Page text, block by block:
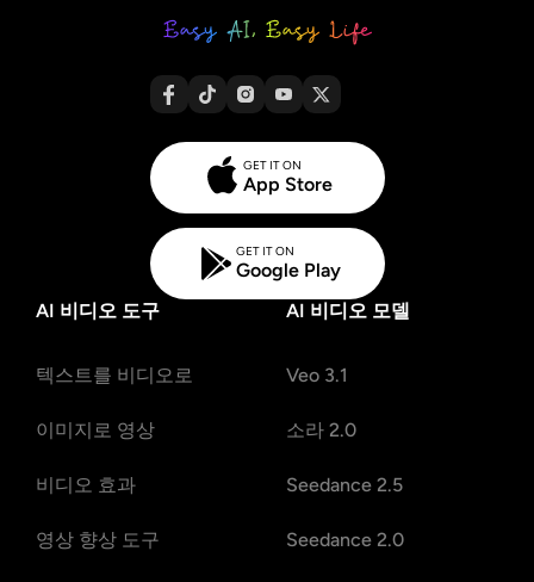
GET IT ON
App Store
GET IT ON
Google Play
AI 비디오 도구
텍스트를 비디오로
이미지로 영상
비디오 효과
영상 향상 도구
AI 비디오 모델
Veo 3.1
소라 2.0
Seedance 2.5
Seedance 2.0